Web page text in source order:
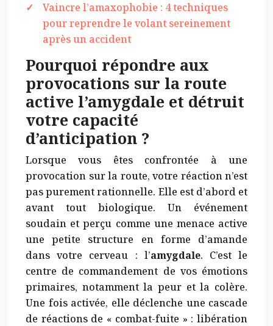
Vaincre l’amaxophobie : 4 techniques
pour reprendre le volant sereinement
après un accident
Pourquoi répondre aux
provocations sur la route
active l’amygdale et détruit
votre capacité
d’anticipation ?
Lorsque vous êtes confrontée à une
provocation sur la route, votre réaction n’est
pas purement rationnelle. Elle est d’abord et
avant tout biologique. Un événement
soudain et perçu comme une menace active
une petite structure en forme d’amande
dans votre cerveau : l’amygdale. C’est le
centre de commandement de vos émotions
primaires, notamment la peur et la colère.
Une fois activée, elle déclenche une cascade
de réactions de « combat-fuite » : libération